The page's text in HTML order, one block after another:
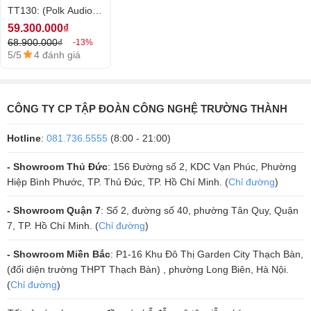
Loa tweeter đường kính 2,54 cm mái vòm có độ phân giải cao
của Terylene cho âm cao trong trẻo, sáng rõ.
Dải phân tần được thiết kế lại cho loa đạt hiệu suất cao, dải tần
End có công suất 20-300W.
micro tốt sẽ đem lại âm thanh tốt hơn khi sử dụng, giúp người sử dụng
có những trải nghiệm tốt hơn về mặt âm thanh
TT130: (Polk Audio
ES60, Vatasa T500,
Vatasa V6 Pro, DT
Lion406, Polk Audio
59.300.000₫
68.900.000₫ -13%
5/5 4 đánh giá
CÔNG TY CP TẬP ĐOÀN CÔNG NGHỆ TRƯỜNG THÀNH
Hotline: 081.736.5555 (8:00 - 21:00)
- Showroom Thủ Đức: 156 Đường số 2, KDC Vạn Phúc, Phường
Hiệp Bình Phước, TP. Thủ Đức, TP. Hồ Chí Minh. (Chỉ đường)
- Showroom Quận 7: Số 2, đường số 40, phường Tân Quy, Quận
7, TP. Hồ Chí Minh. (Chỉ đường)
- Showroom Miền Bắc: P1-16 Khu Đô Thị Garden City Thạch Bàn,
(đối diện trường THPT Thạch Bàn) , phường Long Biên, Hà Nội.
(Chỉ đường)